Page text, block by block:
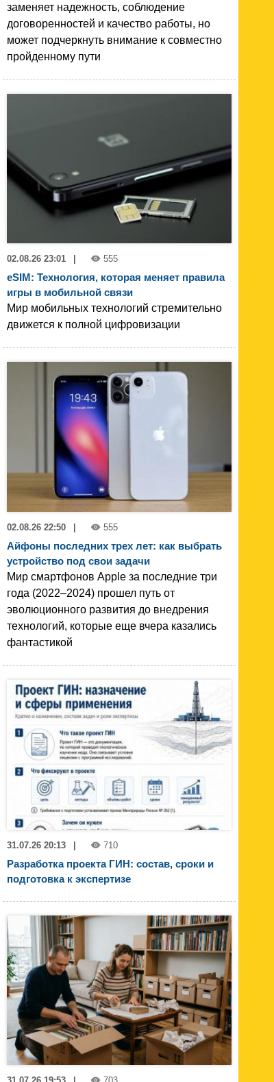
заменяет надежность, соблюдение
договоренностей и качество работы, но
может подчеркнуть внимание к совместно
пройденному пути
02.08.26 23:01 555
eSIM: Технология, которая меняет правила
игры в мобильной связи
Мир мобильных технологий стремительно
движется к полной цифровизации
02.08.26 22:50 555
Айфоны последних трех лет: как выбрать
устройство под свои задачи
Мир смартфонов Apple за последние три
года (2022–2024) прошел путь от
эволюционного развития до внедрения
технологий, которые еще вчера казались
фантастикой
31.07.26 20:13 | 710
Разработка проекта ГИН: состав, сроки и
подготовка к экспертизе